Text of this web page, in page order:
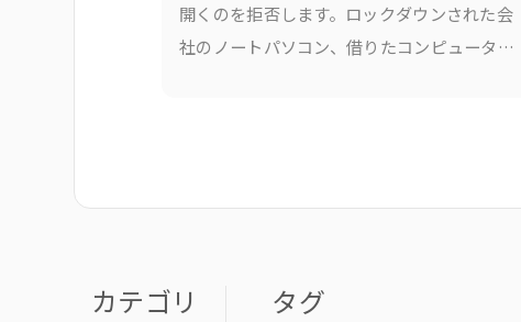
開くのを拒否します。ロックダウンされた会
社のノートパソコン、借りたコンピュータ
カテゴリ タグ